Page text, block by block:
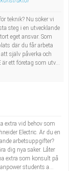
teknik? Nu söker vi
steg i en utvecklande
eget ansvar. Som
där du får arbeta
själv påverka och
ett företag som utv...
extra vid behov som
Electric. Är du en
arbetsuppgifter?
dig nya saker. Låter
extra som konsult på
students a...